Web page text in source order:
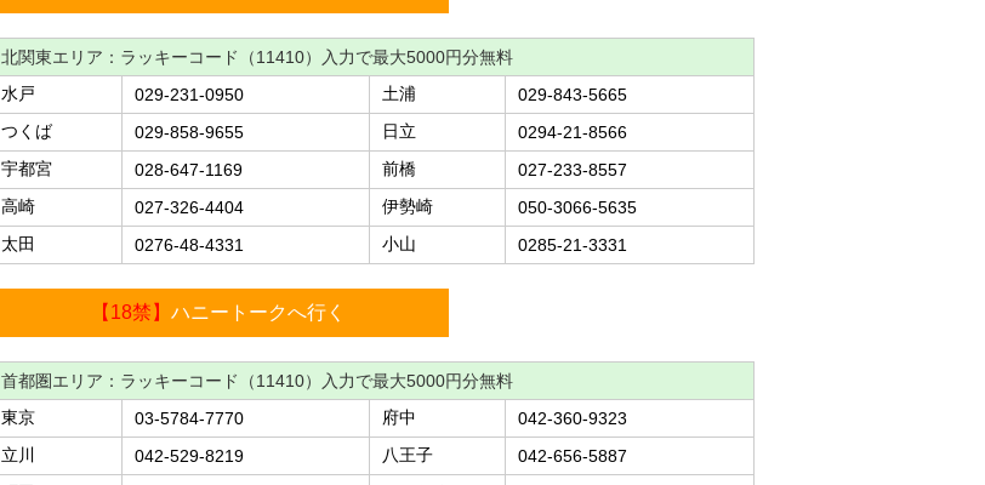
北関東エリア：ラッキーコード（11410）入力で最大5000円分無料
水戸
029-231-0950 土浦
029-843-5665
つくば
029-858-9655 日立
0294-21-8566
宇都宮
028-647-1169 前橋
027-233-8557
高崎
027-326-4404 伊勢崎
050-3066-5635
太田
0276-48-4331 小山 0285-21-3331
【18禁】 ハニートークへ行く
首都圏エリア：ラッキーコード（11410）入力で最大5000円分無料
東京
03-5784-7770 府中
042-360-9323
立川
042-529-8219 八王子
042-656-5887